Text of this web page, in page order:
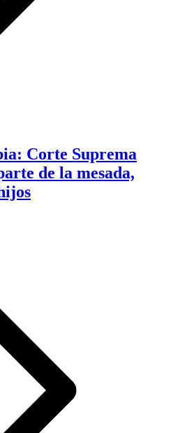
Corte Suprema
de la mesada,